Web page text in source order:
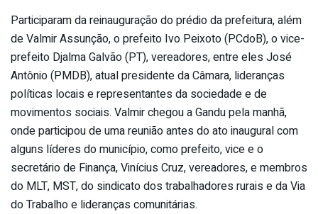
Participaram da reinauguração do prédio da prefeitura, além
de Valmir Assunção, o prefeito Ivo Peixoto (PCdoB), o vice-
prefeito Djalma Galvão (PT), vereadores, entre eles José
Antônio (PMDB), atual presidente da Câmara, lideranças
políticas locais e representantes da sociedade e de
movimentos sociais. Valmir chegou a Gandu pela manhã,
onde participou de uma reunião antes do ato inaugural com
alguns líderes do município, como prefeito, vice e o
secretário de Finança, Vinícius Cruz, vereadores, e membros
do MLT, MST, do sindicato dos trabalhadores rurais e da Via
do Trabalho e lideranças comunitárias.